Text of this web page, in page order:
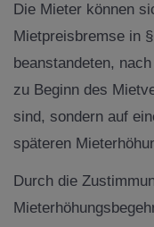
Die Mieter können
Mietpreisbremse in
beanstandeten,
zu Beginn des
sind, sondern auf
späteren
Durch die